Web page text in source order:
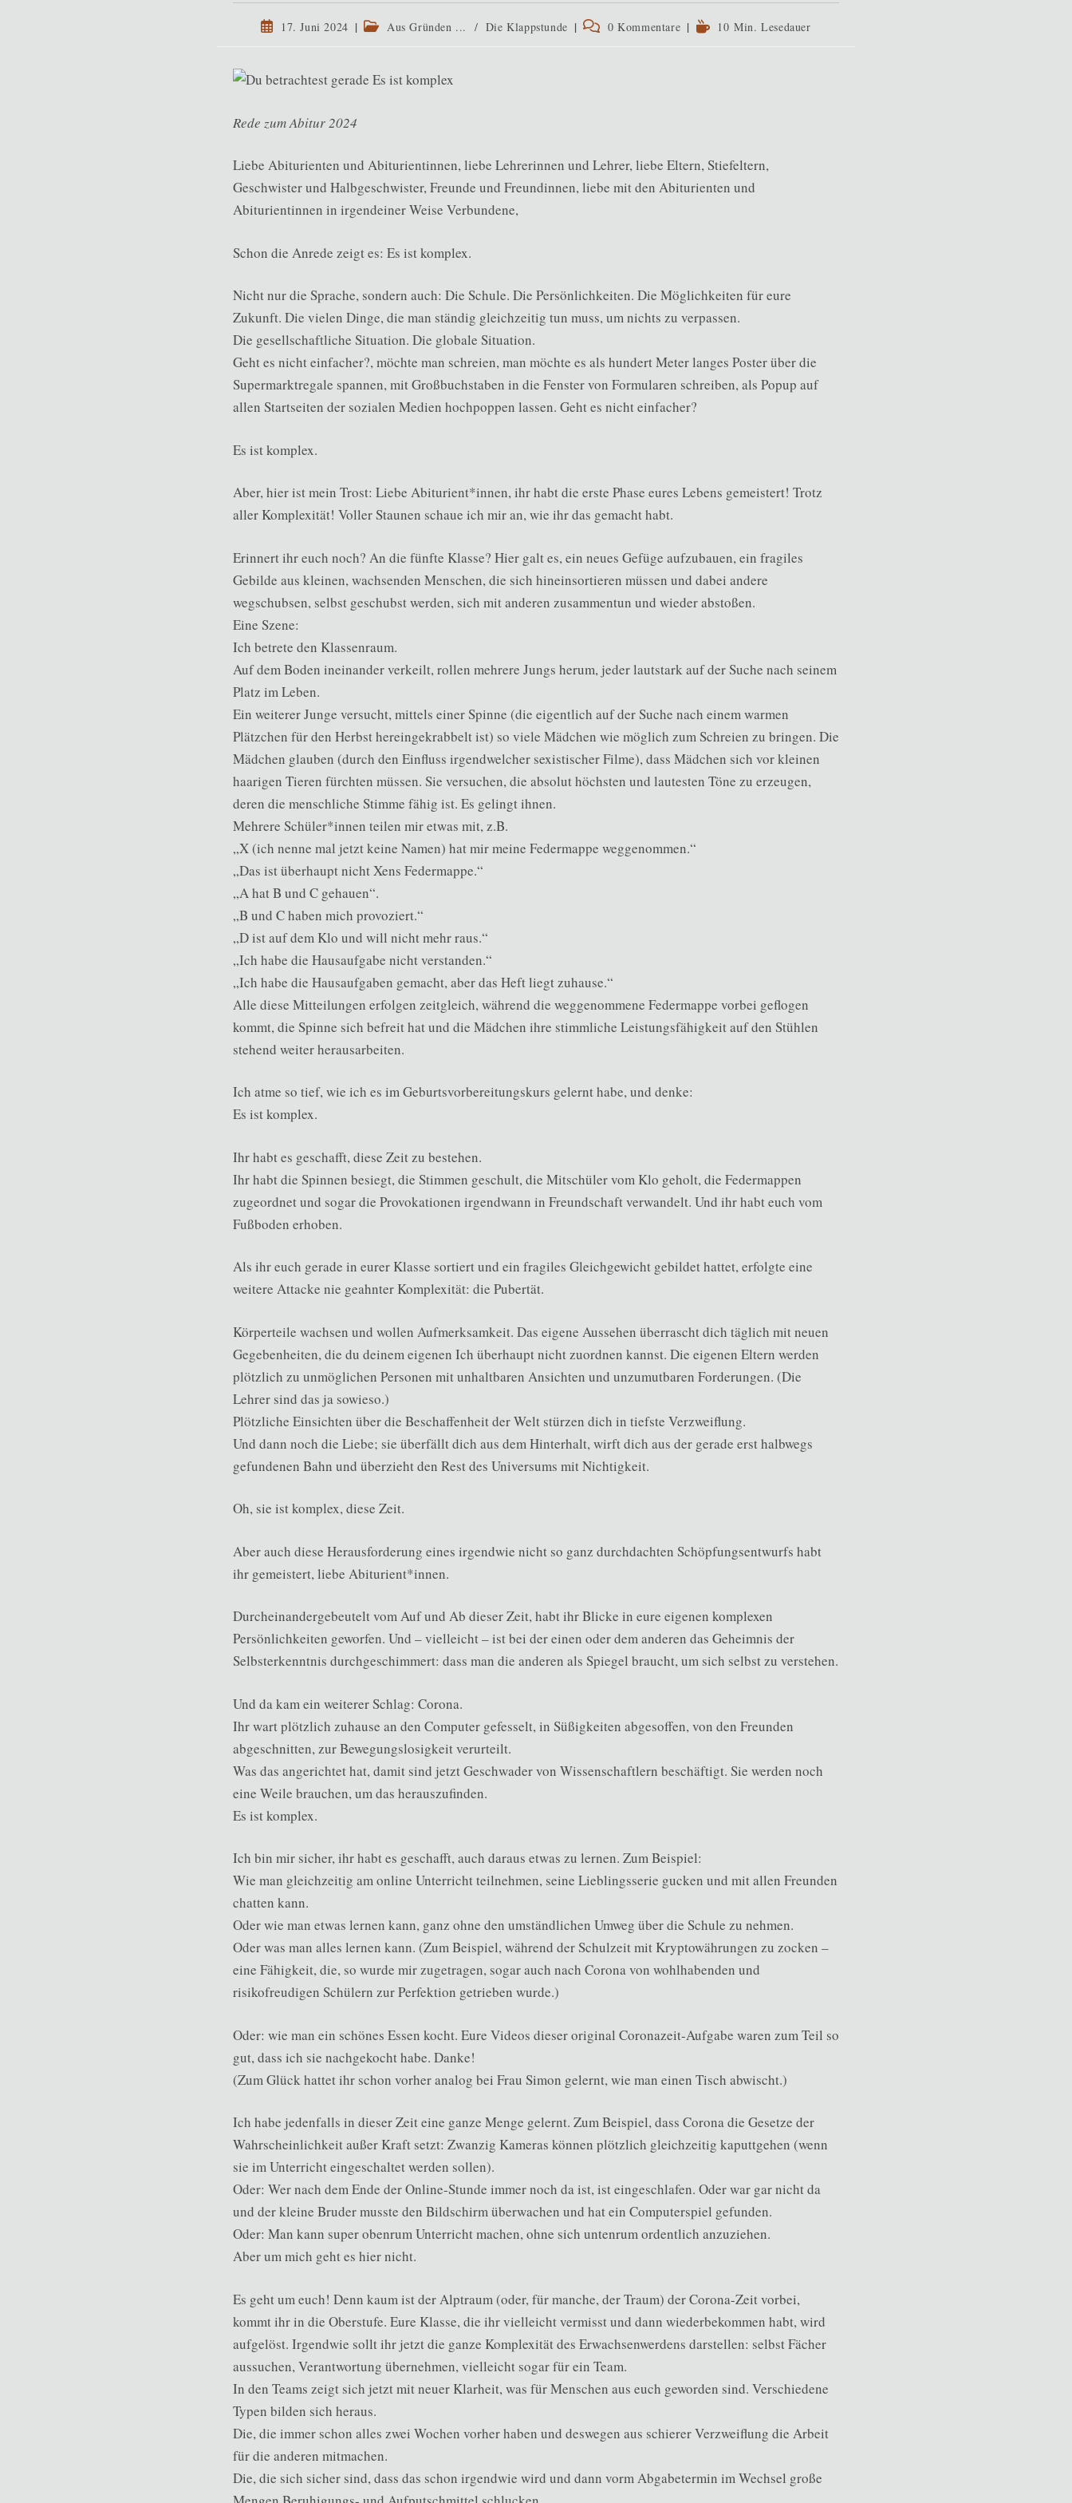
Beitrag17. Juni 2024
Beitrags-Aus Gründen ... / Die Klappstunde
Beitrags-0 Kommentare Lesedauer:
10 Min. Lesedauer
Rede zum Abitur 2024
Liebe Abiturienten und Abiturientinnen, liebe Lehrerinnen und Lehrer, liebe Eltern, Stiefeltern,
Geschwister und Halbgeschwister, Freunde und Freundinnen, liebe mit den Abiturienten und
Abiturientinnen in irgendeiner Weise Verbundene,
Schon die Anrede zeigt es: Es ist komplex.
Nicht nur die Sprache, sondern auch: Die Schule. Die Persönlichkeiten. Die Möglichkeiten für eure
Zukunft. Die vielen Dinge, die man ständig gleichzeitig tun muss, um nichts zu verpassen.
Die gesellschaftliche Situation. Die globale Situation.
Geht es nicht einfacher?, möchte man schreien, man möchte es als hundert Meter langes Poster über die
Supermarktregale spannen, mit Großbuchstaben in die Fenster von Formularen schreiben, als Popup auf
allen Startseiten der sozialen Medien hochpoppen lassen. Geht es nicht einfacher?
Es ist komplex.
Aber, hier ist mein Trost: Liebe Abiturient*innen, ihr habt die erste Phase eures Lebens gemeistert! Trotz
aller Komplexität! Voller Staunen schaue ich mir an, wie ihr das gemacht habt.
Erinnert ihr euch noch? An die fünfte Klasse? Hier galt es, ein neues Gefüge aufzubauen, ein fragiles
Gebilde aus kleinen, wachsenden Menschen, die sich hineinsortieren müssen und dabei andere
wegschubsen, selbst geschubst werden, sich mit anderen zusammentun und wieder abstoßen.
Eine Szene:
Ich betrete den Klassenraum.
Auf dem Boden ineinander verkeilt, rollen mehrere Jungs herum, jeder lautstark auf der Suche nach seinem
Platz im Leben.
Ein weiterer Junge versucht, mittels einer Spinne (die eigentlich auf der Suche nach einem warmen
Plätzchen für den Herbst hereingekrabbelt ist) so viele Mädchen wie möglich zum Schreien zu bringen. Die
Mädchen glauben (durch den Einfluss irgendwelcher sexistischer Filme), dass Mädchen sich vor kleinen
haarigen Tieren fürchten müssen. Sie versuchen, die absolut höchsten und lautesten Töne zu erzeugen,
deren die menschliche Stimme fähig ist. Es gelingt ihnen.
Mehrere Schüler*innen teilen mir etwas mit, z.B.
„X (ich nenne mal jetzt keine Namen) hat mir meine Federmappe weggenommen.“
„Das ist überhaupt nicht Xens Federmappe.“
„A hat B und C gehauen“.
„B und C haben mich provoziert.“
„D ist auf dem Klo und will nicht mehr raus.“
„Ich habe die Hausaufgabe nicht verstanden.“
„Ich habe die Hausaufgaben gemacht, aber das Heft liegt zuhause.“
Alle diese Mitteilungen erfolgen zeitgleich, während die weggenommene Federmappe vorbei geflogen
kommt, die Spinne sich befreit hat und die Mädchen ihre stimmliche Leistungsfähigkeit auf den Stühlen
stehend weiter herausarbeiten.
Ich atme so tief, wie ich es im Geburtsvorbereitungskurs gelernt habe, und denke:
Es ist komplex.
Ihr habt es geschafft, diese Zeit zu bestehen.
Ihr habt die Spinnen besiegt, die Stimmen geschult, die Mitschüler vom Klo geholt, die Federmappen
zugeordnet und sogar die Provokationen irgendwann in Freundschaft verwandelt. Und ihr habt euch vom
Fußboden erhoben.
Als ihr euch gerade in eurer Klasse sortiert und ein fragiles Gleichgewicht gebildet hattet, erfolgte eine
weitere Attacke nie geahnter Komplexität: die Pubertät.
Körperteile wachsen und wollen Aufmerksamkeit. Das eigene Aussehen überrascht dich täglich mit neuen
Gegebenheiten, die du deinem eigenen Ich überhaupt nicht zuordnen kannst. Die eigenen Eltern werden
plötzlich zu unmöglichen Personen mit unhaltbaren Ansichten und unzumutbaren Forderungen. (Die
Lehrer sind das ja sowieso.)
Plötzliche Einsichten über die Beschaffenheit der Welt stürzen dich in tiefste Verzweiflung.
Und dann noch die Liebe; sie überfällt dich aus dem Hinterhalt, wirft dich aus der gerade erst halbwegs
gefundenen Bahn und überzieht den Rest des Universums mit Nichtigkeit.
Oh, sie ist komplex, diese Zeit.
Aber auch diese Herausforderung eines irgendwie nicht so ganz durchdachten Schöpfungsentwurfs habt
ihr gemeistert, liebe Abiturient*innen.
Durcheinandergebeutelt vom Auf und Ab dieser Zeit, habt ihr Blicke in eure eigenen komplexen
Persönlichkeiten geworfen. Und – vielleicht – ist bei der einen oder dem anderen das Geheimnis der
Selbsterkenntnis durchgeschimmert: dass man die anderen als Spiegel braucht, um sich selbst zu verstehen.
Und da kam ein weiterer Schlag: Corona.
Ihr wart plötzlich zuhause an den Computer gefesselt, in Süßigkeiten abgesoffen, von den Freunden
abgeschnitten, zur Bewegungslosigkeit verurteilt.
Was das angerichtet hat, damit sind jetzt Geschwader von Wissenschaftlern beschäftigt. Sie werden noch
eine Weile brauchen, um das herauszufinden.
Es ist komplex.
Ich bin mir sicher, ihr habt es geschafft, auch daraus etwas zu lernen. Zum Beispiel:
Wie man gleichzeitig am online Unterricht teilnehmen, seine Lieblingsserie gucken und mit allen Freunden
chatten kann.
Oder wie man etwas lernen kann, ganz ohne den umständlichen Umweg über die Schule zu nehmen.
Oder was man alles lernen kann. (Zum Beispiel, während der Schulzeit mit Kryptowährungen zu zocken –
eine Fähigkeit, die, so wurde mir zugetragen, sogar auch nach Corona von wohlhabenden und
risikofreudigen Schülern zur Perfektion getrieben wurde.)
Oder: wie man ein schönes Essen kocht. Eure Videos dieser original Coronazeit-Aufgabe waren zum Teil so
gut, dass ich sie nachgekocht habe. Danke!
(Zum Glück hattet ihr schon vorher analog bei Frau Simon gelernt, wie man einen Tisch abwischt.)
Ich habe jedenfalls in dieser Zeit eine ganze Menge gelernt. Zum Beispiel, dass Corona die Gesetze der
Wahrscheinlichkeit außer Kraft setzt: Zwanzig Kameras können plötzlich gleichzeitig kaputtgehen (wenn
sie im Unterricht eingeschaltet werden sollen).
Oder: Wer nach dem Ende der Online-Stunde immer noch da ist, ist eingeschlafen. Oder war gar nicht da
und der kleine Bruder musste den Bildschirm überwachen und hat ein Computerspiel gefunden.
Oder: Man kann super obenrum Unterricht machen, ohne sich untenrum ordentlich anzuziehen.
Aber um mich geht es hier nicht.
Es geht um euch! Denn kaum ist der Alptraum (oder, für manche, der Traum) der Corona-Zeit vorbei,
kommt ihr in die Oberstufe. Eure Klasse, die ihr vielleicht vermisst und dann wiederbekommen habt, wird
aufgelöst. Irgendwie sollt ihr jetzt die ganze Komplexität des Erwachsenwerdens darstellen: selbst Fächer
aussuchen, Verantwortung übernehmen, vielleicht sogar für ein Team.
In den Teams zeigt sich jetzt mit neuer Klarheit, was für Menschen aus euch geworden sind. Verschiedene
Typen bilden sich heraus.
Die, die immer schon alles zwei Wochen vorher haben und deswegen aus schierer Verzweiflung die Arbeit
für die anderen mitmachen.
Die, die sich sicher sind, dass das schon irgendwie wird und dann vorm Abgabetermin im Wechsel große